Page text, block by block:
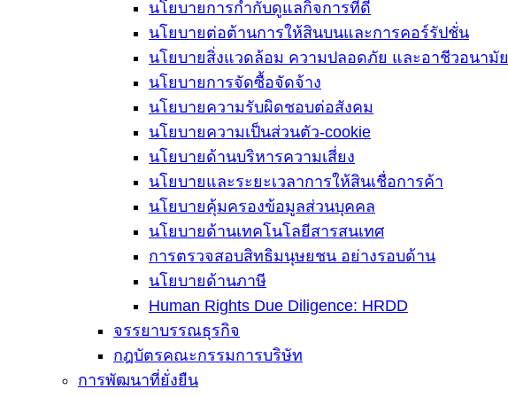
นโยบายการกำกับดูแลกิจการที่ดี
นโยบายต่อต้านการให้สินบนและการคอร์รัปชั่น
นโยบายสิ่งแวดล้อม ความปลอดภัย และอาชีวอนามัย
นโยบายการจัดซื้อจัดจ้าง
นโยบายความรับผิดชอบต่อสังคม
นโยบายความเป็นส่วนตัว-cookie
นโยบายด้านบริหารความเสี่ยง
นโยบายและระยะเวลาการให้สินเชื่อการค้า
นโยบายคุ้มครองข้อมูลส่วนบุคคล
นโยบายด้านเทคโนโลยีสารสนเทศ
การตรวจสอบสิทธิมนุษยชน อย่างรอบด้าน
นโยบายด้านภาษี
Human Rights Due Diligence: HRDD
จรรยาบรรณธุรกิจ
กฎบัตรคณะกรรมการบริษัท
การพัฒนาที่ยั่งยืน